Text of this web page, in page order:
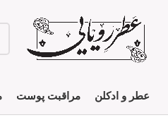
عطر و ادکلن مراقبت پوست